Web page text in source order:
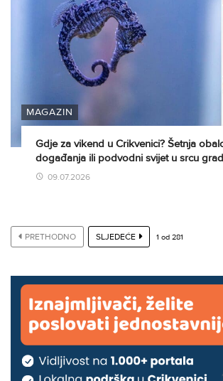
MAGAZIN
Gdje za vikend u Crikvenici? Šetnja
događanja ili podvodni svijet u srcu
09.07.2026
PRETHODNO SLJEDEĆE 1 od 281